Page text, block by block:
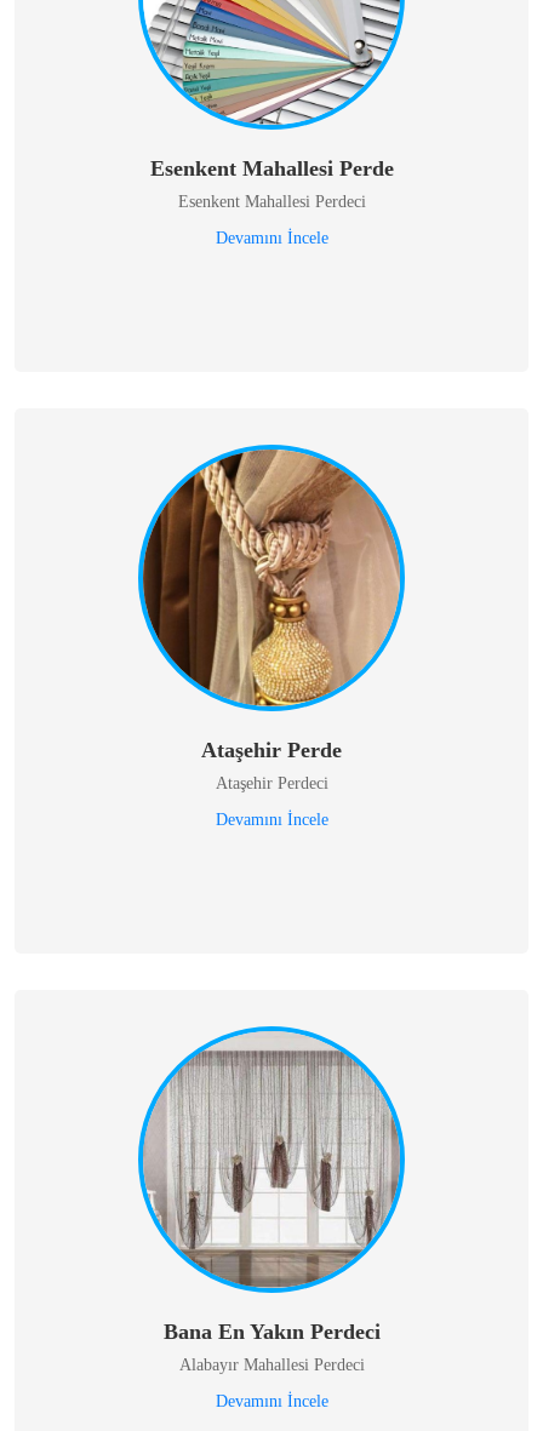
Esenkent Mahallesi Perde
Esenkent Mahallesi Perdeci
Devamını İncele
Ataşehir Perde
Ataşehir Perdeci
Devamını İncele
Bana En Yakın Perdeci
Alabayır Mahallesi Perdeci
Devamını İncele